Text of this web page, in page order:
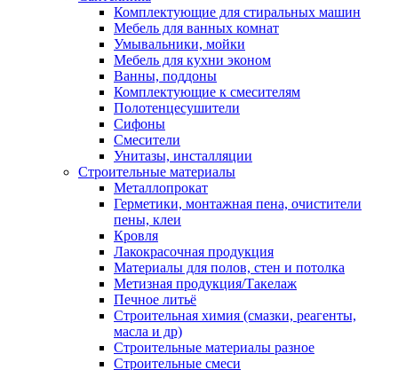
Комплектующие для стиральных машин
Мебель для ванных комнат
Умывальники, мойки
Мебель для кухни эконом
Ванны, поддоны
Комплектующие к смесителям
Полотенцесушители
Сифоны
Смесители
Унитазы, инсталляции
Строительные материалы
Металлопрокат
Герметики, монтажная пена, очистители
пены, клеи
Кровля
Лакокрасочная продукция
Материалы для полов, стен и потолка
Метизная продукция/Такелаж
Печное литьё
Строительная химия (смазки, реагенты,
масла и др)
Строительные материалы разное
Строительные смеси